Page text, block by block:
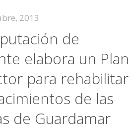
2013
de
elabora un Plan
para rehabilitar
de las
de Guardamar